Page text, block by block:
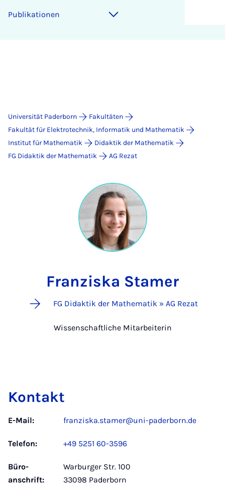
Publikationen
Universität Paderborn
Fakultäten
Fakultät für Elektrotechnik, Informatik und Mathematik
Institut für Mathematik
Didaktik der Mathematik
FG Didaktik der Mathematik
AG Rezat
Franziska Stamer
FG Didaktik der Mathematik » AG Rezat
Wissenschaftliche Mitarbeiterin
Kontakt
E-Mail: franziska.stamer@uni-paderborn.de
Telefon: +49 5251 60-3596
Büro­
anschrift:
Warburger Str. 100
33098 Paderborn